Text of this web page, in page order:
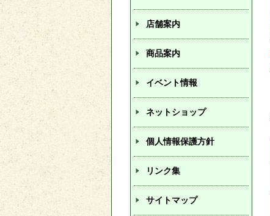
店舗案内
商品案内
イベント情報
ネットショップ
個人情報保護方針
リンク集
サイトマップ